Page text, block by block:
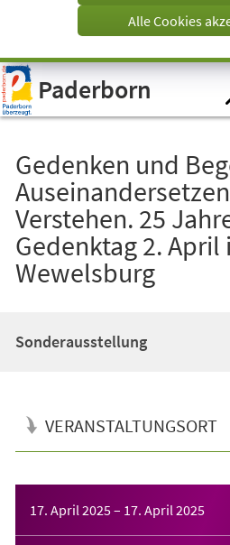
Visuelle
Assistenzsoftware
öffnen.
Alle Cookies
Paderborn
Gedenken und
Verstehen. 25
Gedenktag 2. April
Wewelsburg
Sonderausstellung
VERANSTALTUNGSORT
17. April 2025– 17. April 2025